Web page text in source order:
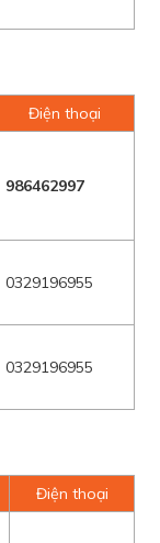
Điện thoại
986462997
0329196955
0329196955
Điện thoại